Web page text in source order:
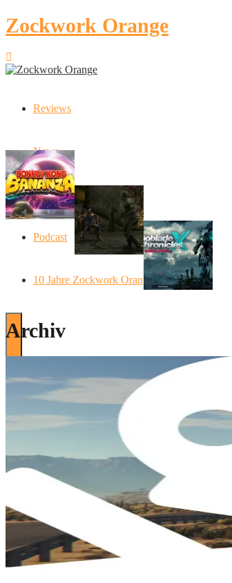
Zockwork Orange
Reviews
News
Artikel
Podcast
10 Jahre Zockwork Orange
Archiv